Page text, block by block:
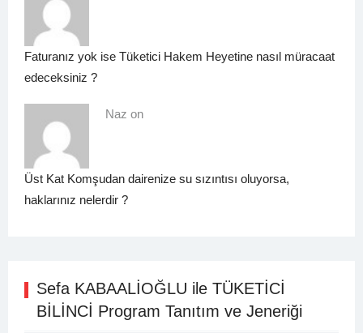
Faturanız yok ise Tüketici Hakem Heyetine nasıl müracaat
edeceksiniz ?
Naz on
Üst Kat Komşudan dairenize su sızıntısı oluyorsa,
haklarınız nelerdir ?
Sefa KABAALİOĞLU ile TÜKETİCİ
BİLİNCİ Program Tanıtım ve Jeneriği